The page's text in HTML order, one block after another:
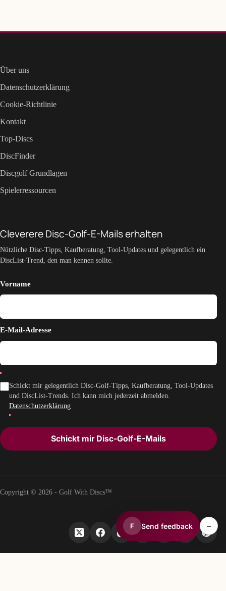
Über uns
Datenschutzerklärung
Cookie-Richtlinie
Kontakt
Top-Discs
DiscFinder
Discgolf Grundlagen
Spielerressourcen
Cleverere Disc-Golf-E-Mails erhalten
Nützliche Disc-Tipps, Kaufberatung, Tool-Updates und gelegentlich ein
DiscList-Trend, den man kennen sollte.
Vorname
E-Mail-Adresse
Schickt mir gelegentlich Disc-Golf-Tipps, Kaufberatung, Tool-Updates
und DiscList-Trends. Ich kann mich jederzeit abmelden.
Datenschutzerklärung
Schickt mir Disc-Golf-E-Mails
Copyright © 2026 - Golf With Discs™
F Send feedback –